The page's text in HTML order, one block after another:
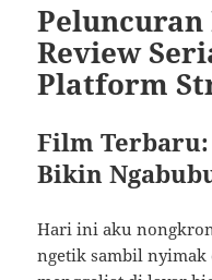
Review
Platform
Film
Bikin
Hari ini aku
ngetik sambil